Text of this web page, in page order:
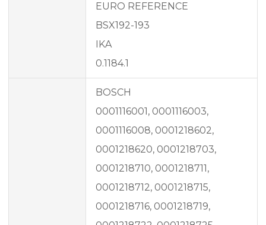
EURO REFERENCE
BSX192-193
IKA
0.1184.1
BOSCH
0001116001, 0001116003,
0001116008, 0001218602,
0001218620, 0001218703,
0001218710, 0001218711,
0001218712, 0001218715,
0001218716, 0001218719,